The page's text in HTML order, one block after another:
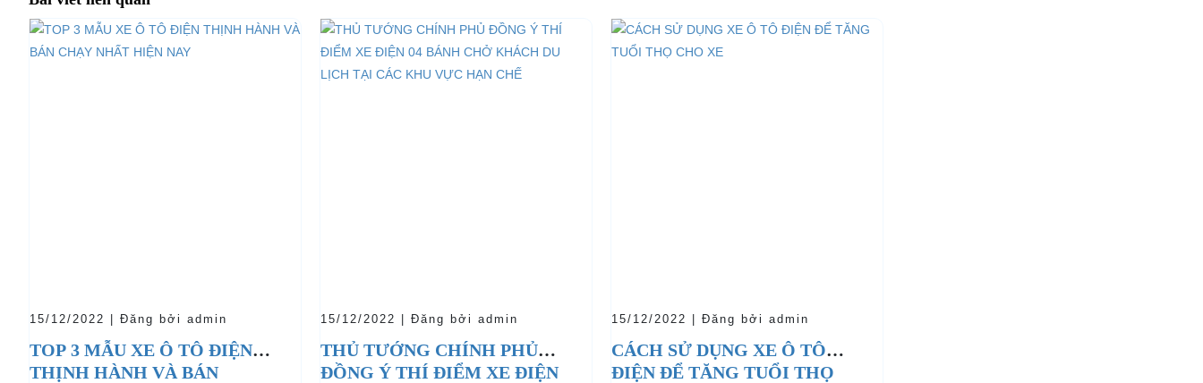
15/12/2022 | Đăng bởi admin
TOP 3 MẪU XE Ô TÔ ĐIỆN
THỊNH HÀNH VÀ BÁN
15/12/2022 | Đăng bởi admin
THỦ TƯỚNG CHÍNH PHỦ
ĐỒNG Ý THÍ ĐIỂM XE ĐIỆN
15/12/2022 | Đăng bởi admin
CÁCH SỬ DỤNG XE Ô TÔ
ĐIỆN ĐỂ TĂNG TUỔI THỌ